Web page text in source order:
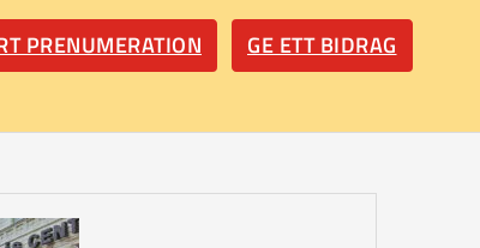
PRENUMERATION GE ETT BIDRAG